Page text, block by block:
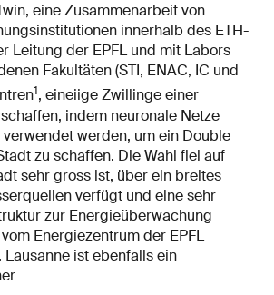
eine Zusammenarbeit von
innerhalb des ETH-
Leitung der EPFL und mit Labors
Fakultäten (STI, ENAC, IC und
1, eineiige Zwillinge einer
indem neuronale Netze
werden, um ein Double
zu schaffen. Die Wahl fiel auf
sehr gross ist, über ein breites
verfügt und eine sehr
zur Energieüberwachung
Energiezentrum der EPFL
ist ebenfalls ein